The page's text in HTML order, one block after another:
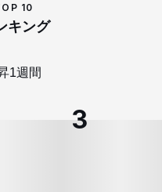
10
キング
1週間